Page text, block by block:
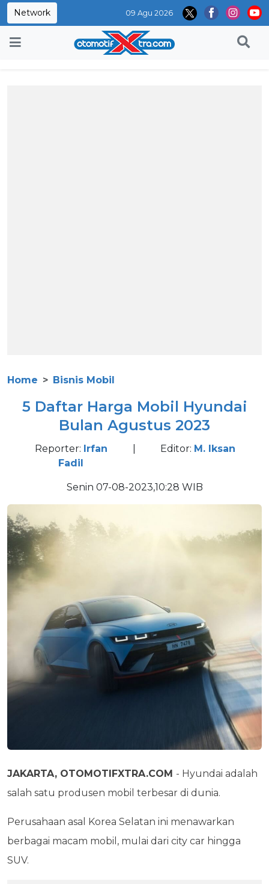
Network 09 Agu 2026
Home Bisnis Mobil
5 Daftar Harga Mobil Hyundai
Bulan Agustus 2023
Reporter: Irfan
Fadil
Editor: M. Iksan
Senin 07-08-2023,10:28 WIB
JAKARTA, OTOMOTIFXTRA.COM - Hyundai adalah
salah satu produsen mobil terbesar di dunia.
Perusahaan asal Korea Selatan ini menawarkan
berbagai macam mobil, mulai dari city car hingga
SUV.